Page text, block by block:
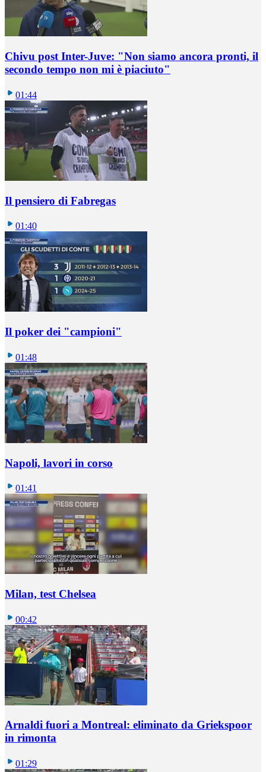
Chivu post Inter-Juve: "Non siamo ancora pronti, il
secondo tempo non mi è piaciuto"
01:44
Il pensiero di Fabregas
01:40
Il poker dei "campioni"
01:48
Napoli, lavori in corso
01:41
Milan, test Chelsea
00:42
Arnaldi fuori a Montreal: eliminato da Griekspoor
in rimonta
01:29